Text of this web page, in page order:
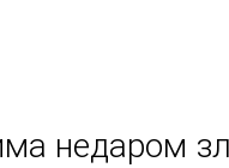
недаром